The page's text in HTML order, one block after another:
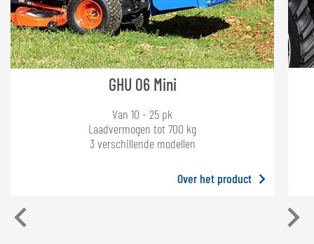
GHU 06 Mini
Van 10 - 25 pk
Laadvermogen tot 700 kg
3 verschillende modellen
Over het product